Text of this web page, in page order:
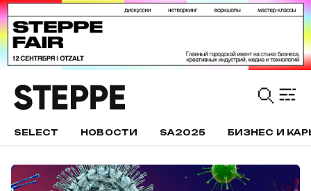
SELECT НОВОСТИ SA2025 БИЗНЕС И